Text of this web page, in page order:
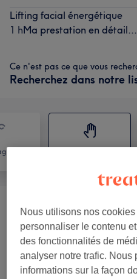
Lifting facial énergétique
1 hMa prestation en détail...
Ce n'est pas ce que vous
Recherchez dans notre
Soins Du Corps 🌿 (5 )
Soins Tête Et Visage 🌸 (1)
Soins Energétiques (1)
Nous utilisons nos
personnaliser le contenu
des fonctionnalités de
analyser notre trafic. Nous
informations sur la façon